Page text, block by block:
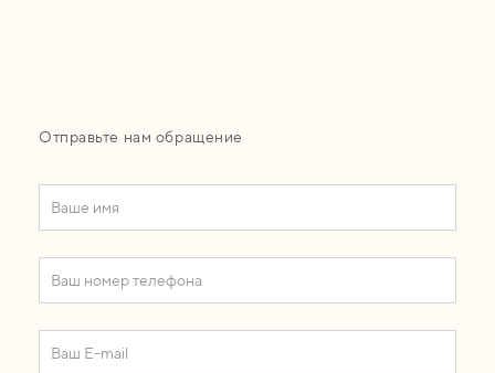
Отправьте нам обращение